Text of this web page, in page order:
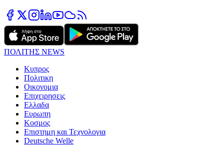
ΠΟΛΙΤΗΣ NEWS
Κυπρος
Πολιτικη
Οικονομια
Επιχειρησεις
Ελλαδα
Ευρωπη
Κοσμος
Επιστημη και Τεχνολογια
Deutsche Welle